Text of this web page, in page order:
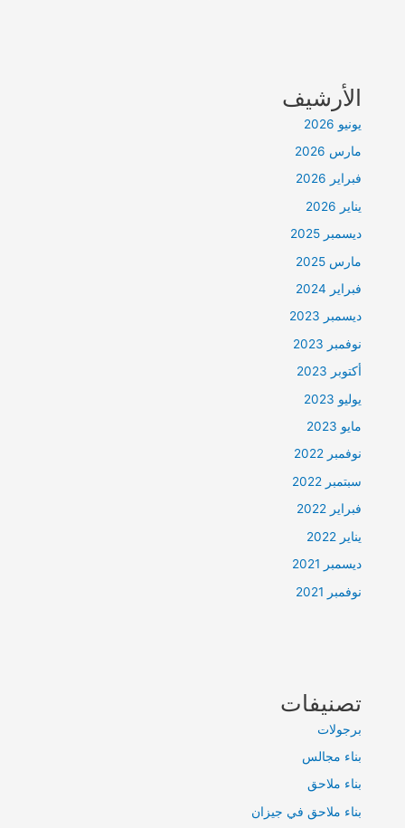
الأرشيف
يونيو 2026
مارس 2026
فبراير 2026
يناير 2026
ديسمبر 2025
مارس 2025
فبراير 2024
ديسمبر 2023
نوفمبر 2023
أكتوبر 2023
يوليو 2023
مايو 2023
نوفمبر 2022
سبتمبر 2022
فبراير 2022
يناير 2022
ديسمبر 2021
نوفمبر 2021
تصنيفات
برجولات
بناء مجالس
بناء ملاحق
بناء ملاحق في جيزان